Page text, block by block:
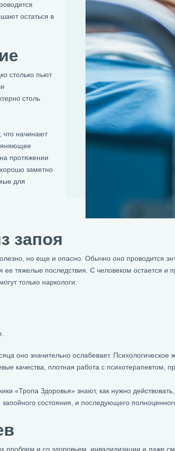
остаться в
столько пьют
столь
что начинают
протяжении
заметно
для
запоя
но еще и опасно. Обычно оно проводится
тяжелые последствия. С человеком остается и
только наркологи:
оно значительно ослабевает. Психологическое
качества, плотная работа с психотерапевтом,
«Тропа Здоровья» знают, как нужно
состояния, и последующего
и со здоровьем, инвалидизации и даже